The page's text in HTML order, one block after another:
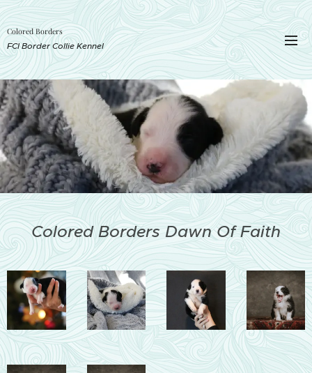
Colored Borders
FCI Border Collie Kennel
Colored Borders Dawn Of Faith